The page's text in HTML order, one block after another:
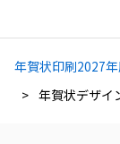
年賀状印刷2027
年賀状デザイ